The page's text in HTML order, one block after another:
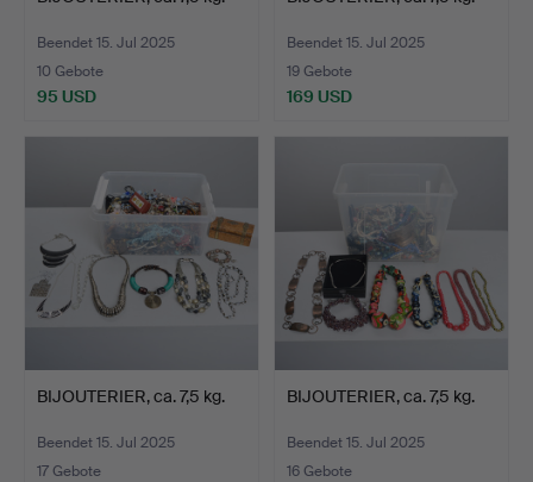
Beendet 15. Jul 2025
10 Gebote
95 USD
Beendet 15. Jul 2025
19 Gebote
169 USD
BIJOUTERIER, ca. 7,5 kg.
Beendet 15. Jul 2025
17 Gebote
BIJOUTERIER, ca. 7,5 kg.
Beendet 15. Jul 2025
16 Gebote